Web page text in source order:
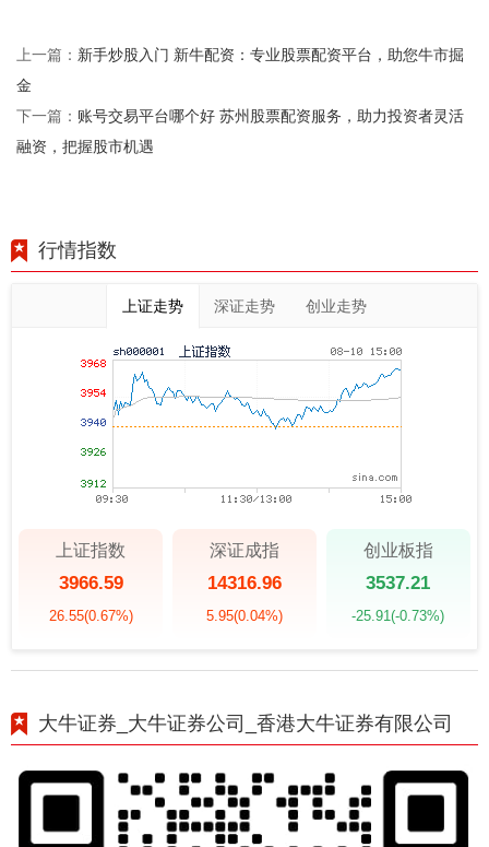
上一篇： 新手炒股入门 新牛配资：专业股票配资平台，助您牛市掘
金
下一篇： 账号交易平台哪个好 苏州股票配资服务，助力投资者灵活
融资，把握股市机遇
行情指数
上证走势 深证走势 创业走势
上证指数
3966.59
26.55(0.67%)
深证成指
14316.96
5.95(0.04%)
创业板指
3537.21
-25.91(-0.73%)
大牛证券_大牛证券公司_香港大牛证券有限公司